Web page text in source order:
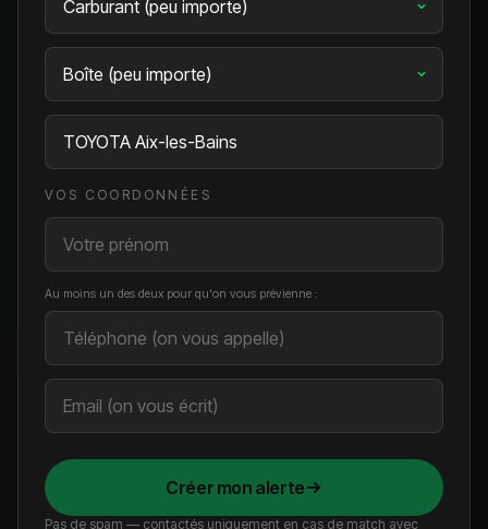
VOS COORDONNÉES
Au moins un des deux pour qu'on vous prévienne :
Créer mon alerte
Pas de spam — contactés uniquement en cas de match avec